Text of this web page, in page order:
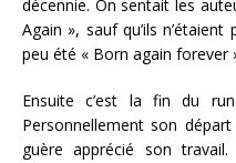
décennie. On sentait les
Again », sauf qu’ils
peu été « Born again forever
Ensuite c’est la fin du
Personnellement son
guère apprécié son